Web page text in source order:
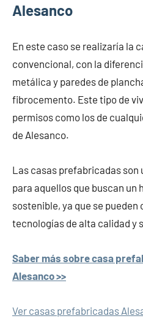
Alesanco
En este caso se realizaría la
convencional, con la
metálica y paredes de
fibrocemento. Este tipo de
permisos como los de
de Alesanco.
Las casas prefabricadas
para aquellos que buscan un
sostenible, ya que se
tecnologías de alta calidad y
Saber más sobre casa
Alesanco >>
Ver casas prefabricadas